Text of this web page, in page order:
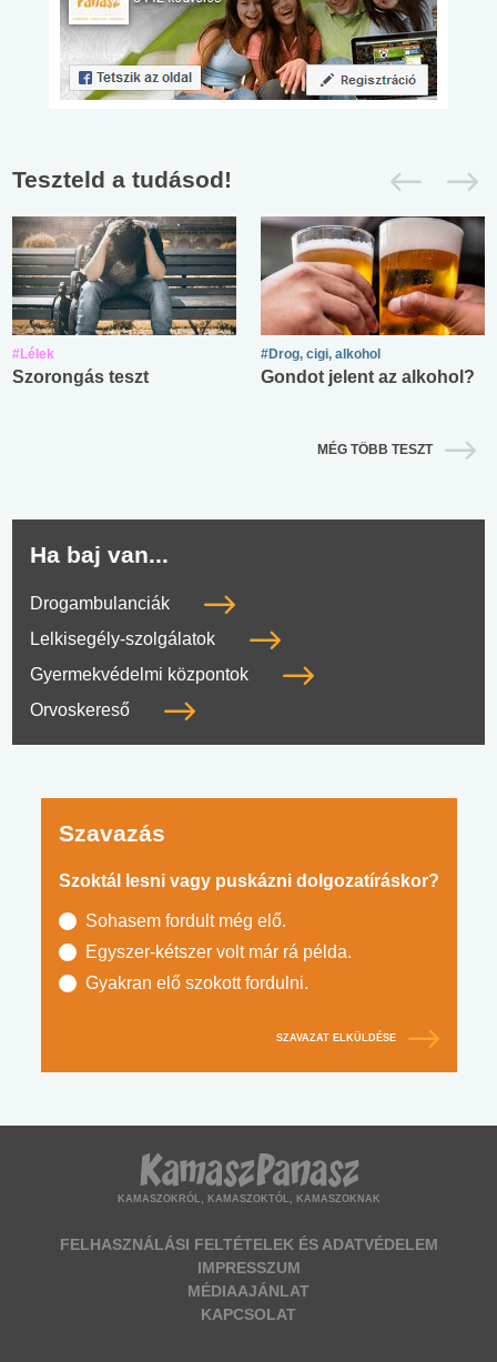
Teszteld a tudásod!
#Lélek
Szorongás teszt
#Drog, cigi, alkohol
Gondot jelent az alkohol?
MÉG TÖBB TESZT
Ha baj van...
Drogambulanciák
Lelkisegély-szolgálatok
Gyermekvédelmi központok
Orvoskereső
Szavazás
Szoktál lesni vagy puskázni dolgozatíráskor?
Sohasem fordult még elő.
Egyszer-kétszer volt már rá példa.
Gyakran elő szokott fordulni.
SZAVAZAT ELKÜLDÉSE
KAMASZOKRÓL, KAMASZOKTÓL, KAMASZOKNAK
FELHASZNÁLÁSI FELTÉTELEK ÉS ADATVÉDELEM
IMPRESSZUM
MÉDIAAJÁNLAT
KAPCSOLAT